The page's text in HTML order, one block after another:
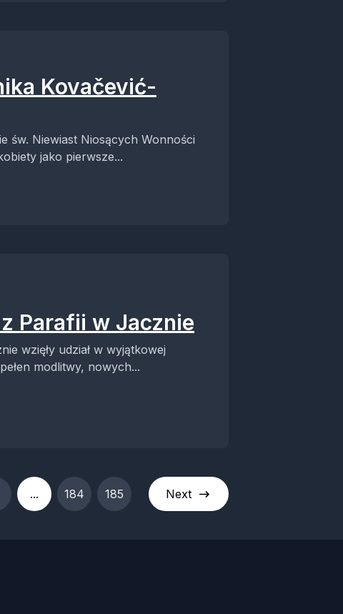
Kovačević-
św. Niewiast Niosących Wonności
jako pierwsze...
Parafii w Jacznie
wzięły udział w wyjątkowej
modlitwy, nowych...
... 184 185 Next